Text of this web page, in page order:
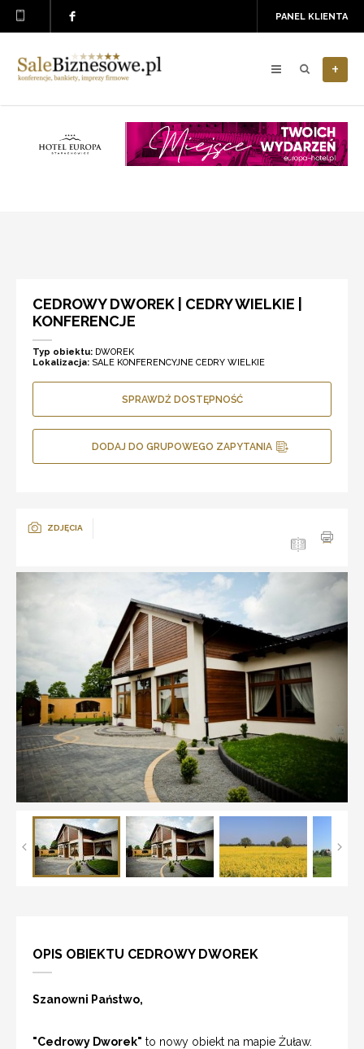
PANEL KLIENTA
+
CEDROWY DWOREK | CEDRY WIELKIE |
KONFERENCJE
Typ obiektu: DWOREK
Lokalizacja: SALE KONFERENCYJNE CEDRY WIELKIE
SPRAWDŹ DOSTĘPNOŚĆ
DODAJ DO GRUPOWEGO ZAPYTANIA
ZDJĘCIA
OPIS OBIEKTU CEDROWY DWOREK
Szanowni Państwo,
"Cedrowy Dworek" to nowy obiekt na mapie Żuław.